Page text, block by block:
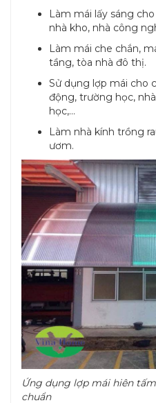
Làm mái lấy sáng
nhà kho, nhà công
Làm mái che chắn,
tầng, tòa nhà đô thị.
Sử dụng lợp mái cho
động, trường học,
học,...
Làm nhà kính trồng
ươm.
Ứng dụng lợp mái hiên
chuẩn